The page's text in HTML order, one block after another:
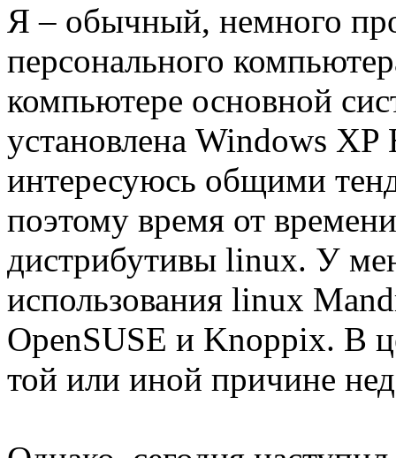
Я – обычный, немного
персонального
компьютере основной
установлена Windows
интересуюсь общими
поэтому время от
дистрибутивы linux. У
использования linux
OpenSUSE и Knoppix. В
той или иной причине